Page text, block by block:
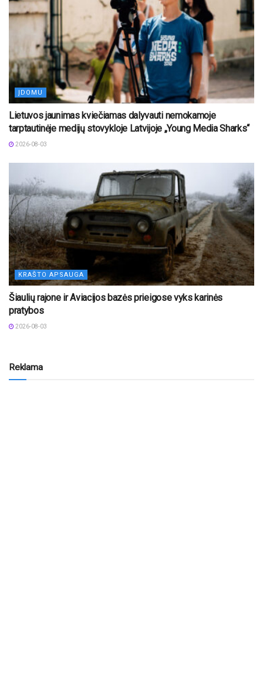
ĮDOMU
Lietuvos jaunimas kviečiamas dalyvauti nemokamoje
tarptautinėje medijų stovykloje Latvijoje „Young Media Sharks“
2026-08-03
KRAŠTO APSAUGA
Šiaulių rajone ir Aviacijos bazės prieigose vyks karinės
pratybos
2026-08-03
Reklama